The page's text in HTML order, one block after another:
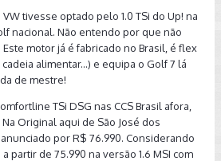
que um produto eh ruim ou bom. É
com quais outros? A que preco?
tivesse optado pelo 1.0 TSi do Up! na
nacional. Não entendo por que não
motor já é fabricado no Brasil, é flex
alimentar...) e equipa o Golf 7 lá
de mestre!
TSi DSG nas CCS Brasil afora,
Original aqui de São José dos
por R$ 76.990. Considerando
partir de 75.990 na versão 1.6 MSI com